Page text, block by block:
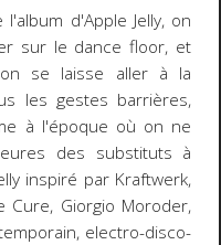
d'Apple Jelly, on
sur le dance floor, et
se laisse aller à la
les gestes barrières,
à l'époque où on ne
des substituts à
inspiré par Kraftwerk,
Cure, Giorgio Moroder,
electro-disco-